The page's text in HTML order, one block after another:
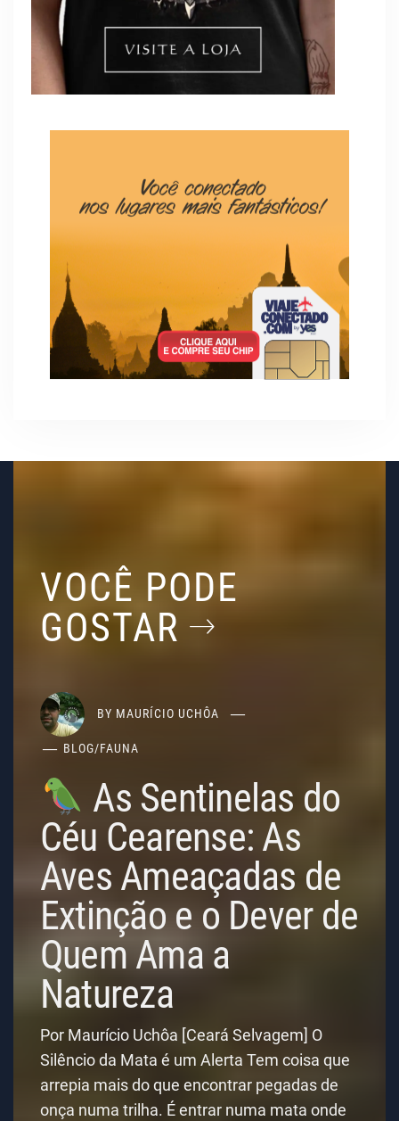
VOCÊ PODE
GOSTAR
BY MAURÍCIO UCHÔA
BLOG/FAUNA
As Sentinelas do
Céu Cearense: As
Aves Ameaçadas de
Extinção e o Dever de
Quem Ama a
Natureza
Por Maurício Uchôa [Ceará Selvagem] O
Silêncio da Mata é um Alerta Tem coisa que
arrepia mais do que encontrar pegadas de
onça numa trilha. É entrar numa mata onde